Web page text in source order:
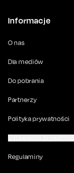
Informacje
O nas
Dla mediów
Do pobrania
Partnerzy
Polityka prywatności
Regulaminy